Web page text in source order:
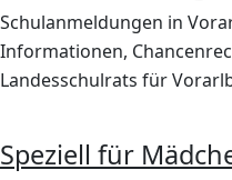
Schulanmeldungen in
Informationen,
Landesschulrats für
Speziell für